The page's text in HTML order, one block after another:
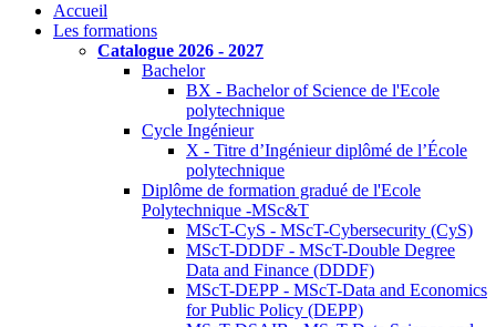
Accueil
Les formations
Catalogue 2026 - 2027
Bachelor
BX - Bachelor of Science de l'Ecole
polytechnique
Cycle Ingénieur
X - Titre d’Ingénieur diplômé de l’École
polytechnique
Diplôme de formation gradué de l'Ecole
Polytechnique -MSc&T
MScT-CyS - MScT-Cybersecurity (CyS)
MScT-DDDF - MScT-Double Degree
Data and Finance (DDDF)
MScT-DEPP - MScT-Data and Economics
for Public Policy (DEPP)